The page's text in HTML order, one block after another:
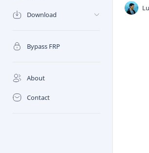
Download
Bypass FRP
About
Contact